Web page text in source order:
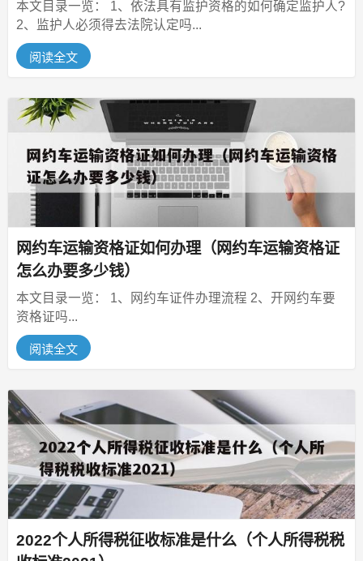
本文目录一览： 1、依法具有监护资格的如何确定监护人?
2、监护人必须得去法院认定吗...
阅读全文
网约车运输资格证如何办理（网约车运输资格证
怎么办要多少钱）
本文目录一览： 1、网约车证件办理流程 2、开网约车要
资格证吗...
阅读全文
2022个人所得税征收标准是什么（个人所得税税